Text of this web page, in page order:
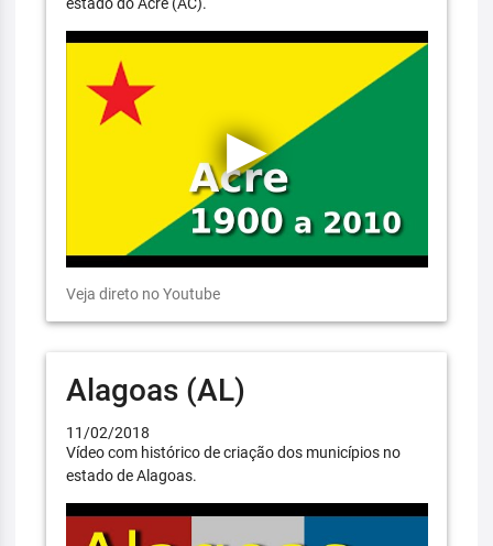
Veja direto no Youtube
Alagoas (AL)
11/02/2018
Vídeo com histórico de criação dos municípios no
estado de Alagoas.